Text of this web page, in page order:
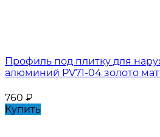
Профиль под плитку для
алюминий PV71-04 золото
760 ₽
Купить